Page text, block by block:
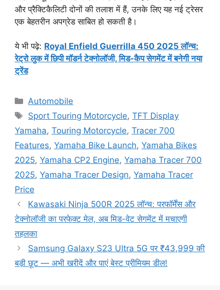
और प्रैक्टिकैलिटी दोनों की तलाश में हैं, उनके लिए यह नई ट्रेसर
एक बेहतरीन अपग्रेड साबित हो सकती है।
ये भी पढ़े: Royal Enfield Guerrilla 450 2025 लॉन्च:
रेट्रो लुक में छिपी मॉडर्न टेक्नोलॉजी, मिड-कैप सेगमेंट में बनेगी नया
ट्रेंड
Categories
Automobile
Tags
Sport Touring Motorcycle,TFT Display
Yamaha, Touring Motorcycle, Tracer 700
Features, Yamaha Bike Launch, Yamaha Bikes
2025, Yamaha CP2 Engine, Yamaha Tracer 700
2025, Yamaha Tracer Design, Yamaha Tracer
Price
Kawasaki Ninja 500R 2025 लॉन्च: परफॉर्मेंस और
टेक्नोलॉजी का परफेक्ट मेल, अब मिड-वेट सेगमेंट में मचाएगी
तहलका
Samsung Galaxy S23 Ultra 5G पर ₹43,999 की
बड़ी छूट — अभी खरीदें और पाएं बेस्ट प्रीमियम डील!